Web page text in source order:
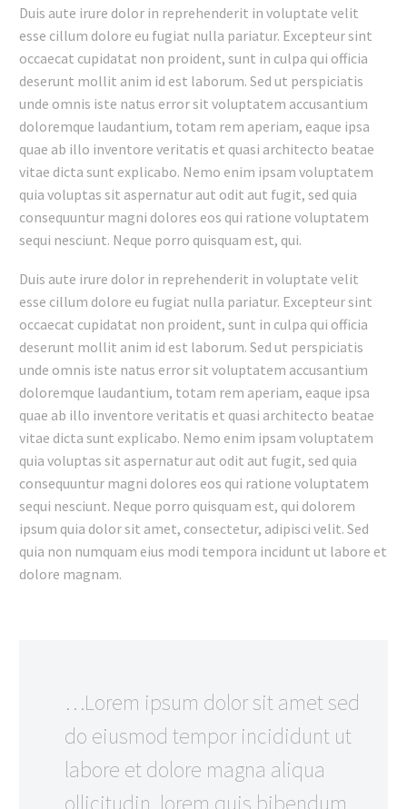
Duis aute irure dolor in reprehenderit in voluptate velit
esse cillum dolore eu fugiat nulla pariatur. Excepteur sint
occaecat cupidatat non proident, sunt in culpa qui officia
deserunt mollit anim id est laborum. Sed ut perspiciatis
unde omnis iste natus error sit voluptatem accusantium
doloremque laudantium, totam rem aperiam, eaque ipsa
quae ab illo inventore veritatis et quasi architecto beatae
vitae dicta sunt explicabo. Nemo enim ipsam voluptatem
quia voluptas sit aspernatur aut odit aut fugit, sed quia
consequuntur magni dolores eos qui ratione voluptatem
sequi nesciunt. Neque porro quisquam est, qui.
Duis aute irure dolor in reprehenderit in voluptate velit
esse cillum dolore eu fugiat nulla pariatur. Excepteur sint
occaecat cupidatat non proident, sunt in culpa qui officia
deserunt mollit anim id est laborum. Sed ut perspiciatis
unde omnis iste natus error sit voluptatem accusantium
doloremque laudantium, totam rem aperiam, eaque ipsa
quae ab illo inventore veritatis et quasi architecto beatae
vitae dicta sunt explicabo. Nemo enim ipsam voluptatem
quia voluptas sit aspernatur aut odit aut fugit, sed quia
consequuntur magni dolores eos qui ratione voluptatem
sequi nesciunt. Neque porro quisquam est, qui dolorem
ipsum quia dolor sit amet, consectetur, adipisci velit. Sed
quia non numquam eius modi tempora incidunt ut labore et
dolore magnam.
…Lorem ipsum dolor sit amet sed
do eiusmod tempor incididunt ut
labore et dolore magna aliqua
ollicitudin, lorem quis bibendum